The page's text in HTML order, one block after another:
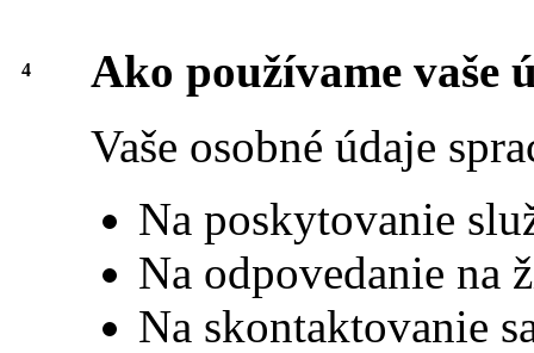
4
Ako používame vaše
Vaše osobné údaje
Na poskytovanie
Na odpovedanie na
Na skontaktovanie